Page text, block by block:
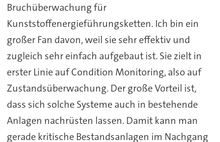
Bruchüberwachung für
Kunststoffenergieführungsketten. Ich bin ein
großer Fan davon, weil sie sehr effektiv und
zugleich sehr einfach aufgebaut ist. Sie zielt in
erster Linie auf Condition Monitoring, also auf
Zustandsüberwachung. Der große Vorteil ist,
dass sich solche Systeme auch in bestehende
Anlagen nachrüsten lassen. Damit kann man
gerade kritische Bestandsanlagen im Nachgang